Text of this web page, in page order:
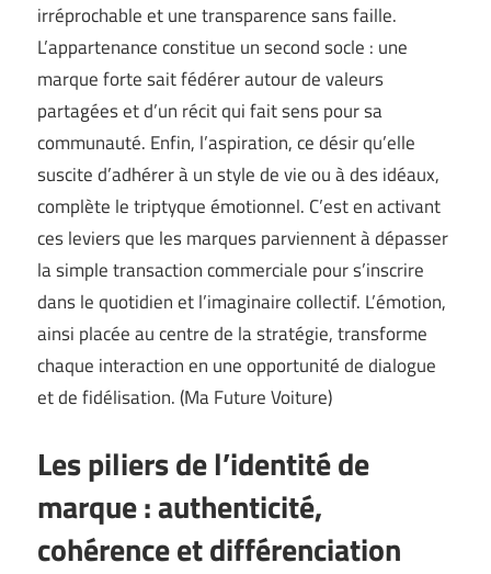
irréprochable et une transparence sans faille.
L’appartenance constitue un second socle : une
marque forte sait fédérer autour de valeurs
partagées et d’un récit qui fait sens pour sa
communauté. Enfin, l’aspiration, ce désir qu’elle
suscite d’adhérer à un style de vie ou à des idéaux,
complète le triptyque émotionnel. C’est en activant
ces leviers que les marques parviennent à dépasser
la simple transaction commerciale pour s’inscrire
dans le quotidien et l’imaginaire collectif. L’émotion,
ainsi placée au centre de la stratégie, transforme
chaque interaction en une opportunité de dialogue
et de fidélisation. (Ma Future Voiture)
Les piliers de l’identité de
marque : authenticité,
cohérence et différenciation